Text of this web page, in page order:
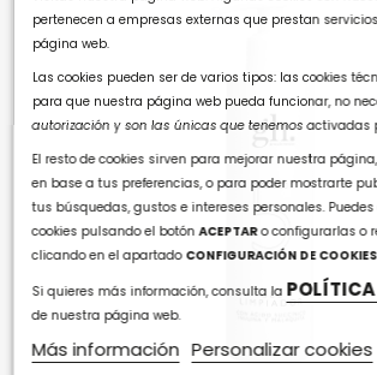
pertenecen a empresas externas que prestan
página web.
Las cookies pueden ser de varios tipos: las cookies
para que nuestra página web pueda funcionar, no
autorización y son las únicas que tenemos activadas
El resto de cookies sirven para mejorar nuestra
en base a tus preferencias, o para poder mostrarte
tus búsquedas, gustos e intereses personales.
cookies pulsando el botónACEPTARo configurarlas o
clicando en el apartado CONFIGURACIÓN DE COOKIES
Si quieres más información, consulta la POLÍTICA
de nuestra página web.
Más información Personalizar cookies